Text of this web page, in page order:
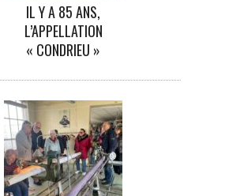
IL Y A 85 ANS,
L’APPELLATION
« CONDRIEU »